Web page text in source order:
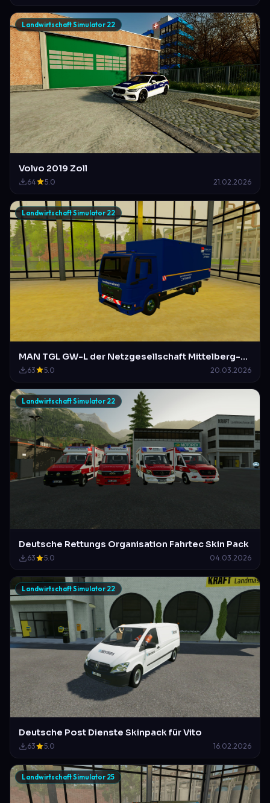
Landwirtschaft Simulator 22
Volvo 2019 Zoll
64 5.0 21.02.2026
Landwirtschaft Simulator 22
MAN TGL GW-L der Netzgesellschaft Mittelberg-Waldstetten als Enstörungngsdienst
63 5.0 20.03.2026
Landwirtschaft Simulator 22
Deutsche Rettungs Organisation Fahrtec Skin Pack
63 5.0 04.03.2026
Landwirtschaft Simulator 22
Deutsche Post Dienste Skinpack für Vito
63 5.0 16.02.2026
Landwirtschaft Simulator 25